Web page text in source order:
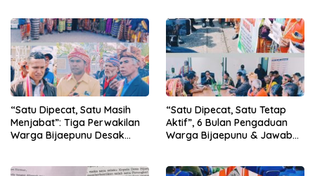
“Satu Dipecat, Satu Masih
Menjabat”: Tiga Perwakilan
Warga Bijaepunu Desak
“Satu Dipecat, Satu Tetap
Aktif”, 6 Bulan Pengaduan
Warga Bijaepunu & Jawaban